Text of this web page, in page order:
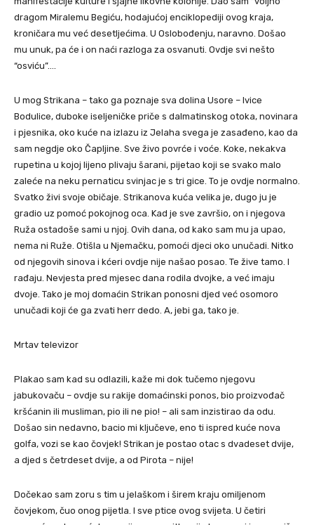
dragom Miralemu Begiću, hodajućoj enciklopediji ovog kraja,
kroničara mu već desetljećima. U Oslobođenju, naravno. Došao
mu unuk, pa će i on naći razloga za osvanuti. Ovdje svi nešto
“osviću”….
U mog Strikana – tako ga poznaje sva dolina Usore – Ivice
Bodulice, duboke iseljeničke priče s dalmatinskog otoka, novinara
i pjesnika, oko kuće na izlazu iz Jelaha svega je zasađeno, kao da
sam negdje oko Čapljine. Sve živo povrće i voće. Koke, nekakva
rupetina u kojoj lijeno plivaju šarani, pijetao koji se svako malo
zaleće na neku pernaticu svinjac je s tri gice. To je ovdje normalno.
Svatko živi svoje običaje. Strikanova kuća velika je, dugo ju je
gradio uz pomoć pokojnog oca. Kad je sve završio, on i njegova
Ruža ostadoše sami u njoj. Ovih dana, od kako sam mu ja upao,
nema ni Ruže. Otišla u Njemačku, pomoći djeci oko unučadi. Nitko
od njegovih sinova i kćeri ovdje nije našao posao. Te žive tamo. I
rađaju. Nevjesta pred mjesec dana rodila dvojke, a već imaju
dvoje. Tako je moj domaćin Strikan ponosni djed već osomoro
unučadi koji će ga zvati herr dedo. A, jebi ga, tako je.
Mrtav televizor
Plakao sam kad su odlazili, kaže mi dok tučemo njegovu
jabukovaču – ovdje su rakije domaćinski ponos, bio proizvođač
kršćanin ili musliman, pio ili ne pio! – ali sam inzistirao da odu.
Došao sin nedavno, bacio mi ključeve, eno ti ispred kuće nova
golfa, vozi se kao čovjek! Strikan je postao otac s dvadeset dvije,
a djed s četrdeset dvije, a od Pirota – nije!
Dočekao sam zoru s tim u jelaškom i širem kraju omiljenom
čovjekom, čuo onog pijetla. I sve ptice ovog svijeta. U četiri